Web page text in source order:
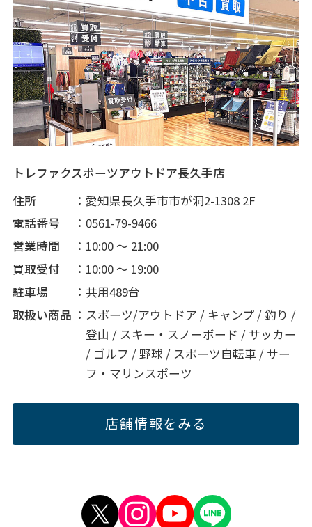
トレファクスポーツアウトドア長久手店
住所
愛知県長久手市市が洞2-1308 2F
電話番号
0561-79-9466
営業時間
10:00 ～ 21:00
買取受付
10:00 ～ 19:00
駐車場
共用489台
取扱い商品
スポーツ/アウトドア / キャンプ / 釣り /
登山 / スキー・スノーボード / サッカー
/ ゴルフ / 野球 / スポーツ自転車 / サー
フ・マリンスポーツ
店舗情報をみる